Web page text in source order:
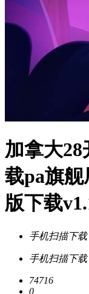
加拿大
载pa旗
版下载
手机扫描下载
手机扫描下载
74716
0